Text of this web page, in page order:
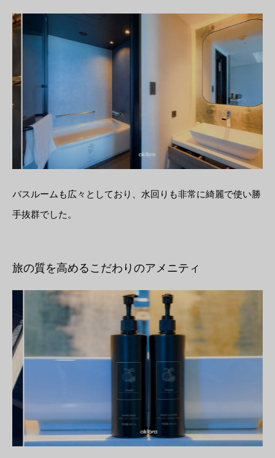
バスルームも広々としており、水回りも非常に綺麗で使い勝
手抜群でした。
旅の質を高めるこだわりのアメニティ